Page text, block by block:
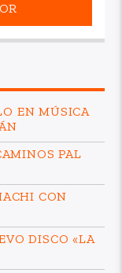
EN MÚSICA
PAL
CON
DISCO «LA